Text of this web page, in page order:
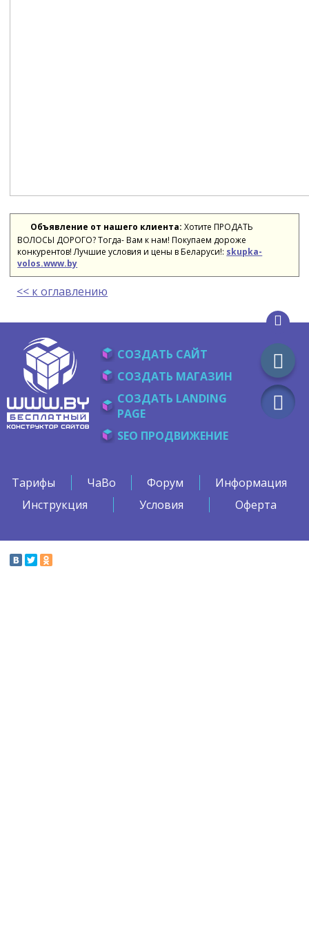
Объявление от нашего клиента: Хотите ПРОДАТЬ
ВОЛОСЫ ДОРОГО? Тогда- Вам к нам! Покупаем дороже
конкурентов! Лучшие условия и цены в Беларуси!: skupka-
volos.www.by
<< к оглавлению
СОЗДАТЬ САЙТ
СОЗДАТЬ МАГАЗИН
СОЗДАТЬ LANDING
PAGE
SEO ПРОДВИЖЕНИЕ
Тарифы ЧаВо Форум
Информация
Инструкция
Условия Оферта